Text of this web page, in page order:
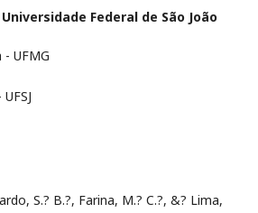
Universidade Federal de São João
UFMG
S.? B.?, Farina, M.? C.?, &? Lima,